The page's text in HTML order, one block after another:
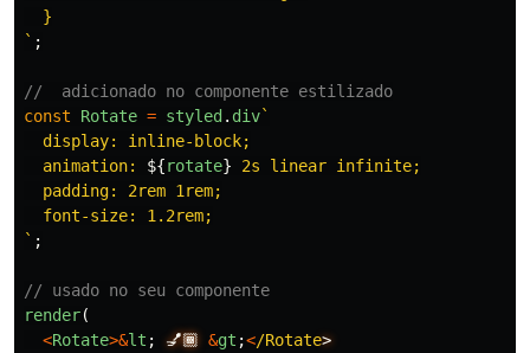
  }
` ;
//  adicionado no componente estilizado
const
Rotate = styled. div`
  display: inline-block;
  animation:
${rotate} 2s linear infinite;
  padding: 2rem 1rem;
  font-size: 1.2rem;
` ;
// usado no seu componente
render(
<Rotate>&lt ; 💅🏾 &gt ;</Rotate